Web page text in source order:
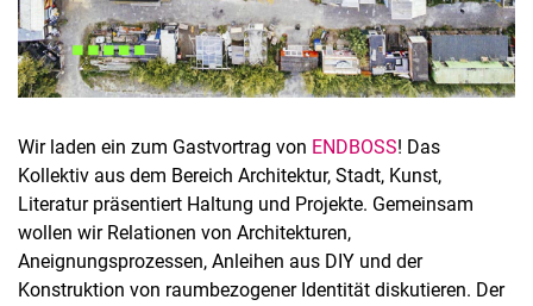
Wir laden ein zum Gastvortrag von ENDBOSS! Das
Kollektiv aus dem Bereich Architektur, Stadt, Kunst,
Literatur präsentiert Haltung und Projekte. Gemeinsam
wollen wir Relationen von Architekturen,
Aneignungsprozessen, Anleihen aus DIY und der
Konstruktion von raumbezogener Identität diskutieren. Der